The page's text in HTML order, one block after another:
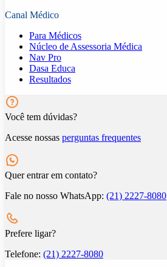
Canal Médico
Para Médicos
Núcleo de Assessoria Médica
Nav Pro
Dasa Educa
Resultados
Você tem dúvidas?
Acesse nossas perguntas frequentes
Quer entrar em contato?
Fale no nosso WhatsApp: (21) 2227-8080
Prefere ligar?
Telefone: (21) 2227-8080